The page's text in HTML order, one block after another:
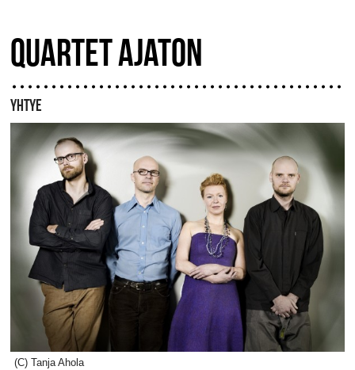
QUARTET AJATON
YHTYE
(C) Tanja Ahola